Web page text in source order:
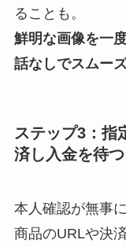
ることも。
鮮明な画像を一
話なしでスムー
ステップ3：指
済し入金を待つ
本人確認が無事
商品のURLや決